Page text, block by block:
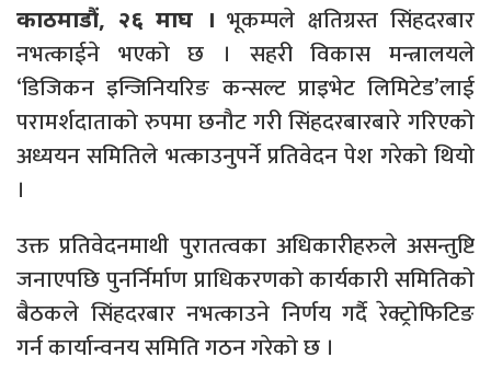
काठमाडौं, २६ माघ । भूकम्पले क्षतिग्रस्त सिंहदरबार
नभत्काईने भएको छ । सहरी विकास मन्त्रालयले
‘डिजिकन इन्जिनियरिङ कन्सल्ट प्राइभेट लिमिटेड’लाई
परामर्शदाताको रुपमा छनौट गरी सिंहदरबारबारे गरिएको
अध्ययन समितिले भत्काउनुपर्ने प्रतिवेदन पेश गरेको थियो
।
उक्त प्रतिवेदनमाथी पुरातत्वका अधिकारीहरुले असन्तुष्टि
जनाएपछि पुनर्निर्माण प्राधिकरणको कार्यकारी समितिको
बैठकले सिंहदरबार नभत्काउने निर्णय गर्दै रेक्ट्रोफिटिङ
गर्न कार्यान्वनय समिति गठन गरेको छ ।